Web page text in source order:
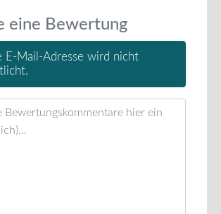
eine Bewertung
E-Mail-Adresse wird nicht